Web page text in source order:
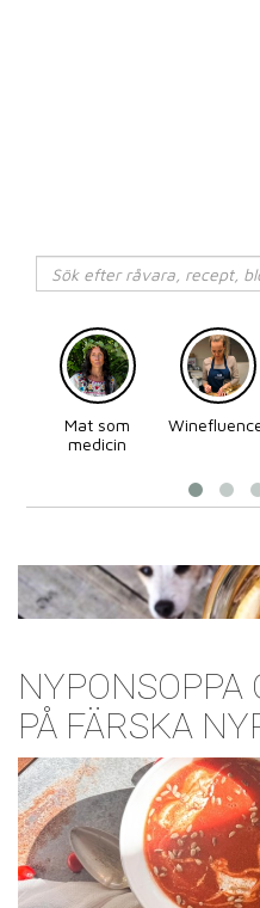
Mat som
medicin
NYPONSOPPA
PÅ FÄRSKA